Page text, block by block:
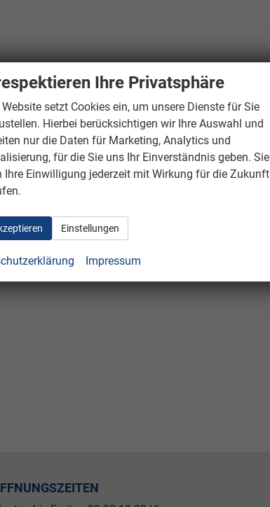
Ihre Privatsphäre
Website setzt Cookies ein, um unsere Dienste für Sie
Hierbei berücksichtigen wir Ihre Auswahl und
nur die Daten für Marketing, Analytics und
für die Sie uns Ihr Einverständnis geben. Sie
Ihre Einwilligung jederzeit mit Wirkung für die Zukunft
Einstellungen
Impressum